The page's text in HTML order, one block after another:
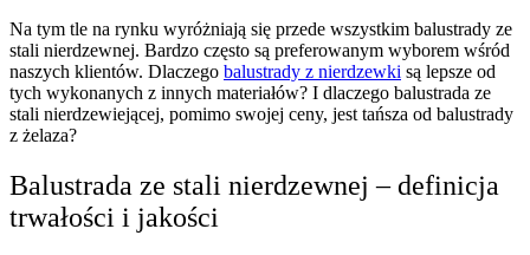
Na tym tle na rynku wyróżniają się przede wszystkim balustrady ze
stali nierdzewnej. Bardzo często są preferowanym wyborem wśród
naszych klientów. Dlaczego balustrady z nierdzewki są lepsze od
tych wykonanych z innych materiałów? I dlaczego balustrada ze
stali nierdzewiejącej, pomimo swojej ceny, jest tańsza od balustrady
z żelaza?
Balustrada ze stali nierdzewnej – definicja
trwałości i jakości